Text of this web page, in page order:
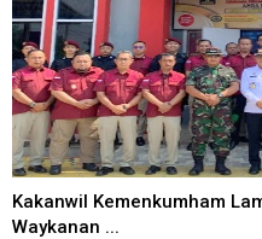
Kakanwil Kemenkumham
Waykanan ...